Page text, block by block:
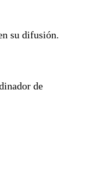
su difusión.
de